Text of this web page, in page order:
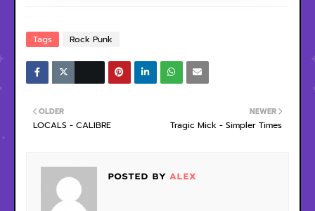
Tags Rock Punk
NEWER
Tragic Mick - Simpler Times
OLDER
LOCALS - CALIBRE
POSTED BY ALEX